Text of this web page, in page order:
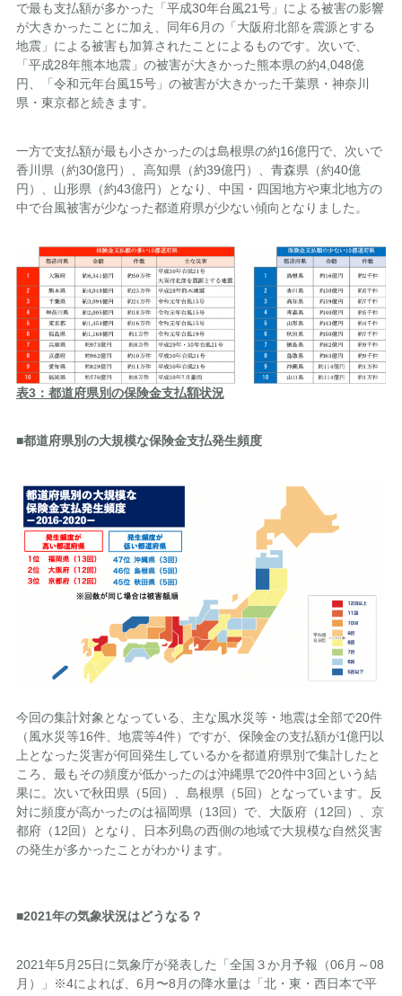
で最も支払額が多かった「平成30年台風21号」による被害の影響
が大きかったことに加え、同年6月の「大阪府北部を震源とする
地震」による被害も加算されたことによるものです。次いで、
「平成28年熊本地震」の被害が大きかった熊本県の約4,048億
円、「令和元年台風15号」の被害が大きかった千葉県・神奈川
県・東京都と続きます。
一方で支払額が最も小さかったのは島根県の約16億円で、次いで
香川県（約30億円）、高知県（約39億円）、青森県（約40億
円）、山形県（約43億円）となり、中国・四国地方や東北地方の
中で台風被害が少なった都道府県が少ない傾向となりました。
表3：都道府県別の保険金支払額状況
■都道府県別の大規模な保険金支払発生頻度
今回の集計対象となっている、主な風水災等・地震は全部で20件
（風水災等16件、地震等4件）ですが、保険金の支払額が1億円以
上となった災害が何回発生しているかを都道府県別で集計したと
ころ、最もその頻度が低かったのは沖縄県で20件中3回という結
果に。次いで秋田県（5回）、島根県（5回）となっています。反
対に頻度が高かったのは福岡県（13回）で、大阪府（12回）、京
都府（12回）となり、日本列島の西側の地域で大規模な自然災害
の発生が多かったことがわかります。
■2021年の気象状況はどうなる？
2021年5月25日に気象庁が発表した「全国３か月予報（06月～08
月）」※4によれば、6月〜8月の降水量は「北・東・西日本で平